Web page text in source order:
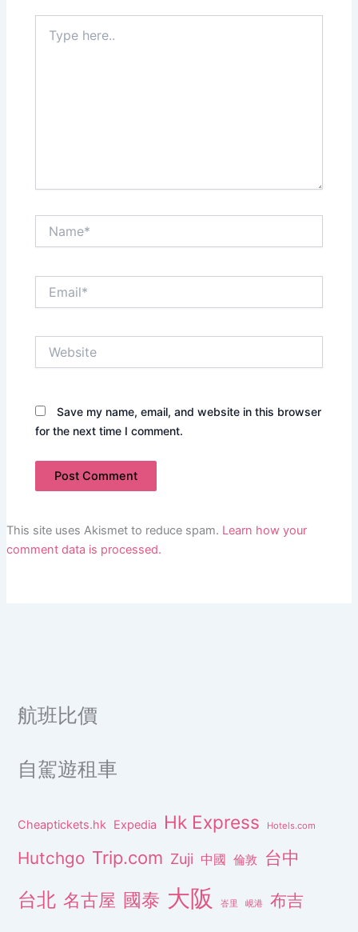
here..
Save my name, email, and website in this browser
for the next time I comment.
This site uses Akismet to reduce spam. Learn how your
comment data is processed.
航班比價
自駕遊租車
Cheaptickets.hk Expedia Hk Express Hotels.com
Hutchgo Trip.com Zuji 中國 倫敦 台中
台北 名古屋 國泰 大阪 峇里 峴港 布吉